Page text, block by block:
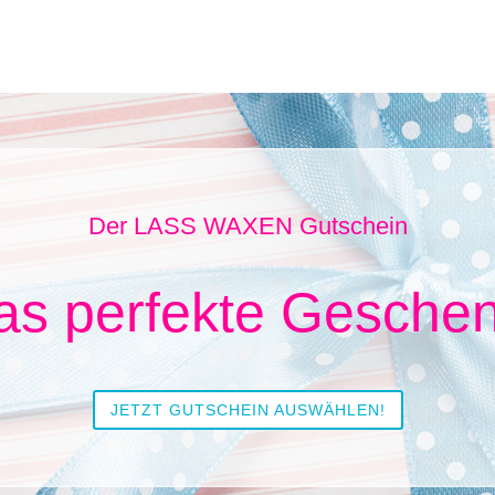
Der LASS WAXEN Gutschein
perfekte
JETZT GUTSCHEIN AUSWÄHLEN!